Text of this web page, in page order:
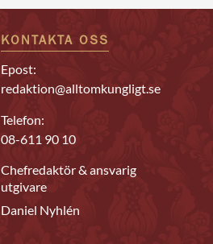
KONTAKTA OSS
Epost:
redaktion@alltomkungligt.se
Telefon:
08-611 90 10
Chefredaktör & ansvarig
utgivare
Daniel Nyhlén